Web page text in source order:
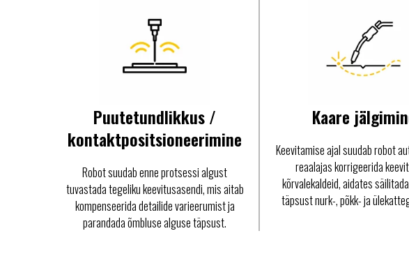
Puutetundlikkus /
kontaktpositsioneerimine
Robot suudab enne protsessi algust
tuvastada tegeliku keevitusasendi, mis aitab
kompenseerida detailide varieerumist ja
parandada õmbluse alguse täpsust.
Kaare
Keevitamise ajal suudab robot
reaalajas korrigeerida
kõrvalekaldeid, aidates
täpsust nurk-, põkk- ja